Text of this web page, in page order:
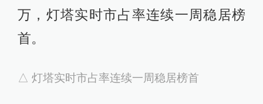
万，灯塔实时市占率连续一周稳居榜
首。